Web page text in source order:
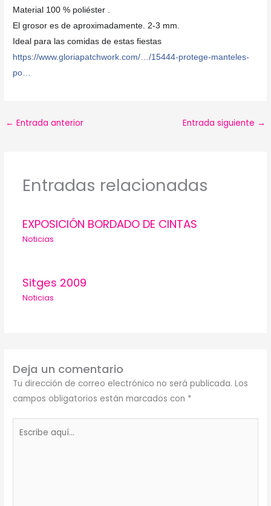
Material 100 % poliéster .
El grosor es de aproximadamente. 2-3 mm.
Ideal para las comidas de estas fiestas
https://www.gloriapatchwork.com/…/15444-protege-manteles-
po…
← Entrada anterior Entrada siguiente →
Entradas relacionadas
EXPOSICIÓN BORDADO DE CINTAS
Noticias
Sitges 2009
Noticias
Deja un comentario
Tu dirección de correo electrónico no será publicada. Los
campos obligatorios están marcados con *